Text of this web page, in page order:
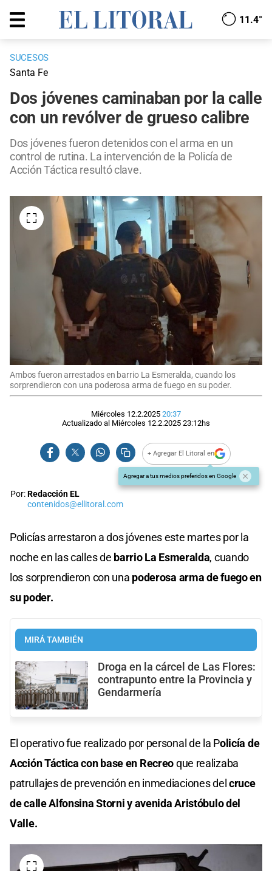
11.4°
SUCESOS
Santa Fe
Dos jóvenes caminaban por la calle
con un revólver de grueso calibre
Dos jóvenes fueron detenidos con el arma en un
control de rutina. La intervención de la Policía de
Acción Táctica resultó clave.
Ambos fueron arrestados en barrio La Esmeralda, cuando los
sorprendieron con una poderosa arma de fuego en su poder.
Miércoles 12.2.2025 20:37
Actualizado al Miércoles 12.2.2025 23:12hs
+ Agregar El Litoral en
Agregar a tus medios preferidos en Google
Por:Redacción EL
contenidos@ellitoral.com
Policías arrestaron a dos jóvenes este martes por la
noche en las calles de barrio La Esmeralda, cuando
los sorprendieron con una poderosa arma de fuego en
su poder.
MIRÁ TAMBIÉN
Droga en la cárcel de Las Flores:
contrapunto entre la Provincia y
Gendarmería
El operativo fue realizado por personal de la Policía de
Acción Táctica con base en Recreoque realizaba
patrullajes de prevención en inmediaciones delcruce
de calle Alfonsina Storni y avenida Aristóbulo del
Valle.